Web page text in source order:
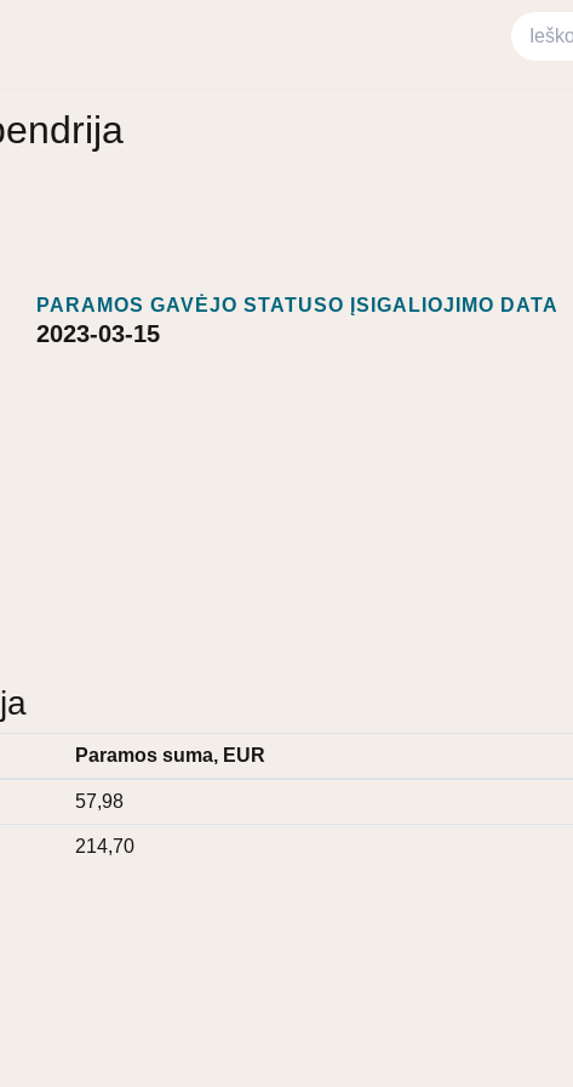
PARAMOS GAVĖJO STATUSO ĮSIGALIOJIMO DATA
2023-03-15
Paramos suma, EUR
57,98
214,70